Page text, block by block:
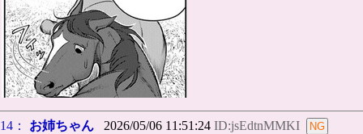
14： お姉ちゃん 2026/05/06 11:51:24 ID:jsEdtnMMKI